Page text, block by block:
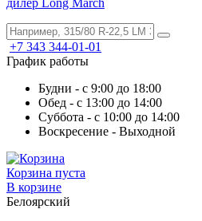
дилер Long March
+7 343 344-01-01
График работы
Будни - с 9:00 до 18:00
Обед - с 13:00 до 14:00
Суббота - с 10:00 до 14:00
Воскресение - Выходной
Корзина пуста
В корзине
Белоярский